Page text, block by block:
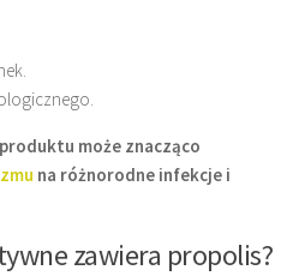
może znacząco
na różnorodne infekcje i
zawiera propolis?